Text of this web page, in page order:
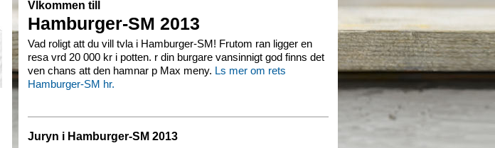
Vlkommen till
Hamburger-SM 2013
Vad roligt att du vill tvla i Hamburger-SM! Frutom ran ligger en
resa vrd 20 000 kr i potten. r din burgare vansinnigt god finns det
ven chans att den hamnar p Max meny. Ls mer om rets
Hamburger-SM hr.
Juryn i Hamburger-SM 2013